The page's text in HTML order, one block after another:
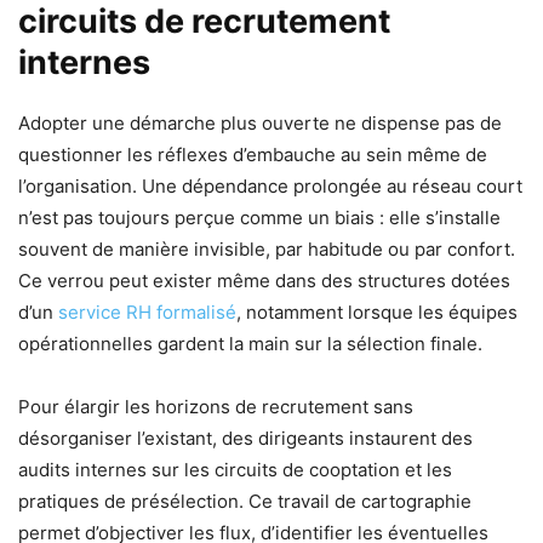
circuits de recrutement
internes
Adopter une démarche plus ouverte ne dispense pas de
questionner les réflexes d’embauche au sein même de
l’organisation. Une dépendance prolongée au réseau court
n’est pas toujours perçue comme un biais : elle s’installe
souvent de manière invisible, par habitude ou par confort.
Ce verrou peut exister même dans des structures dotées
d’un service RH formalisé, notamment lorsque les équipes
opérationnelles gardent la main sur la sélection finale.
Pour élargir les horizons de recrutement sans
désorganiser l’existant, des dirigeants instaurent des
audits internes sur les circuits de cooptation et les
pratiques de présélection. Ce travail de cartographie
permet d’objectiver les flux, d’identifier les éventuelles